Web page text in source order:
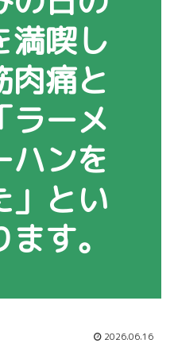
満喫し
肉痛と
ラーメ
ハンを
」とい
す。
2026.06.16